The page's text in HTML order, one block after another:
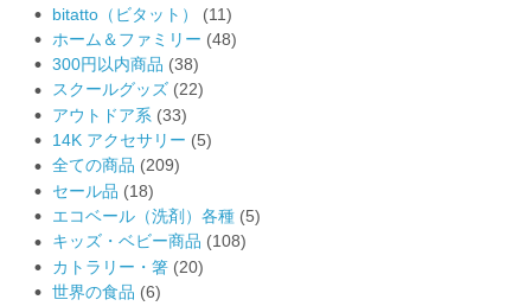
bitatto（ビタット）
(11)
ホーム＆ファミリー (48)
300円以内商品 (38)
スクールグッズ (22)
アウトドア系 (33)
14K アクセサリー (5)
全ての商品 (209)
セール品 (18)
エコベール（洗剤）各種 (5)
キッズ・ベビー商品 (108)
カトラリー・箸 (20)
世界の食品 (6)